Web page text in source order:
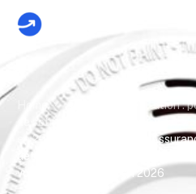
Assurance Habitation :
de votre détecteur pourrait
en 2026
détail sur les piles de votre
votre indemnisation en 2026